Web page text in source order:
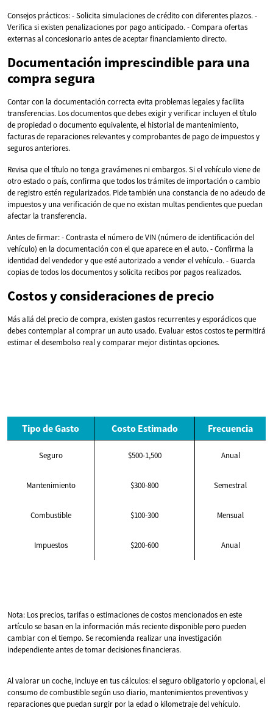
Consejos prácticos: - Solicita simulaciones de crédito con diferentes plazos. -
Verifica si existen penalizaciones por pago anticipado. - Compara ofertas
externas al concesionario antes de aceptar financiamiento directo.
Documentación imprescindible para una
compra segura
Contar con la documentación correcta evita problemas legales y facilita
transferencias. Los documentos que debes exigir y verificar incluyen el título
de propiedad o documento equivalente, el historial de mantenimiento,
facturas de reparaciones relevantes y comprobantes de pago de impuestos y
seguros anteriores.
Revisa que el título no tenga gravámenes ni embargos. Si el vehículo viene de
otro estado o país, confirma que todos los trámites de importación o cambio
de registro estén regularizados. Pide también una constancia de no adeudo de
impuestos y una verificación de que no existan multas pendientes que puedan
afectar la transferencia.
Antes de firmar: - Contrasta el número de VIN (número de identificación del
vehículo) en la documentación con el que aparece en el auto. - Confirma la
identidad del vendedor y que esté autorizado a vender el vehículo. - Guarda
copias de todos los documentos y solicita recibos por pagos realizados.
Costos y consideraciones de precio
Más allá del precio de compra, existen gastos recurrentes y esporádicos que
debes contemplar al comprar un auto usado. Evaluar estos costos te permitirá
estimar el desembolso real y comparar mejor distintas opciones.
Tipo de Gasto Costo Estimado Frecuencia
Seguro $500-1,500 Anual
Mantenimiento $300-800 Semestral
Combustible $100-300 Mensual
Impuestos $200-600 Anual
Nota: Los precios, tarifas o estimaciones de costos mencionados en este
artículo se basan en la información más reciente disponible pero pueden
cambiar con el tiempo. Se recomienda realizar una investigación
independiente antes de tomar decisiones financieras.
Al valorar un coche, incluye en tus cálculos: el seguro obligatorio y opcional, el
consumo de combustible según uso diario, mantenimientos preventivos y
reparaciones que puedan surgir por la edad o kilometraje del vehículo.